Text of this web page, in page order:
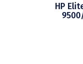
HP